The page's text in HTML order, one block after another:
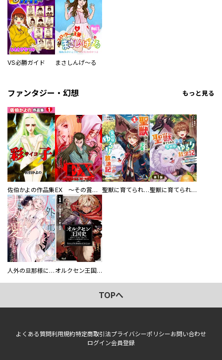
VS必勝ガイド まさしんげ～る
ファンタジー・幻想 もっと見る
佐伯かよの作品集 EX ～その賞金稼ぎは、世界の出口を探す～【単行本版】 聖獣に育てられた少年の異世界ゆるり放浪記～神様からもらったチート魔法で、仲間たちとスローライフを満喫中～ 聖獣に育てられた少年の異世界ゆるり放浪記～神様からもらったチート魔法で、仲間たちとスローライフを満喫中～【分冊版】
人外の旦那様に娶られ毎晩ナカまで愛される…。アンソロジー オルクセン王国史
TOPへ
よくある質問利用規約特定商取引法プライバシーポリシーお問い合わせ
ログイン会員登録